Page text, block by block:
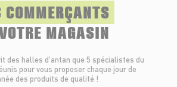
COMMERÇANTS
MAGASIN
des halles d’antan que 5 spécialistes du
pour vous proposer chaque jour de
des produits de qualité !